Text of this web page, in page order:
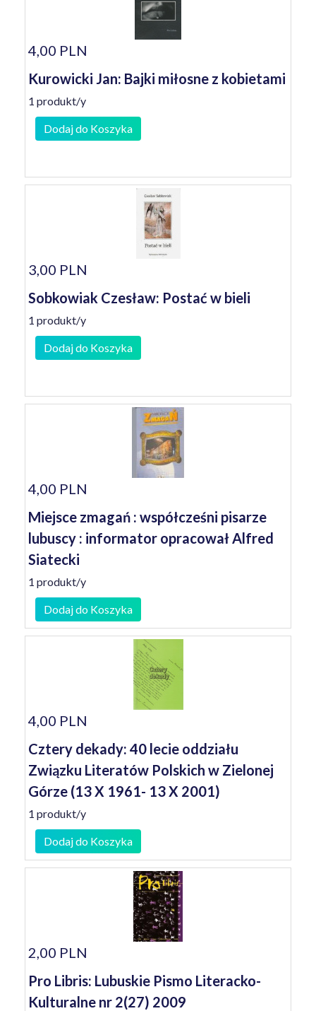
4,00 PLN
Kurowicki Jan: Bajki miłosne z kobietami
1 produkt/y
Dodaj do Koszyka
3,00 PLN
Sobkowiak Czesław: Postać w bieli
1 produkt/y
Dodaj do Koszyka
4,00 PLN
Miejsce zmagań : współcześni pisarze
lubuscy : informator opracował Alfred
Siatecki
1 produkt/y
Dodaj do Koszyka
4,00 PLN
Cztery dekady: 40 lecie oddziału
Związku Literatów Polskich w Zielonej
Górze (13 X 1961- 13 X 2001)
1 produkt/y
Dodaj do Koszyka
2,00 PLN
Pro Libris: Lubuskie Pismo Literacko-
Kulturalne nr 2(27) 2009